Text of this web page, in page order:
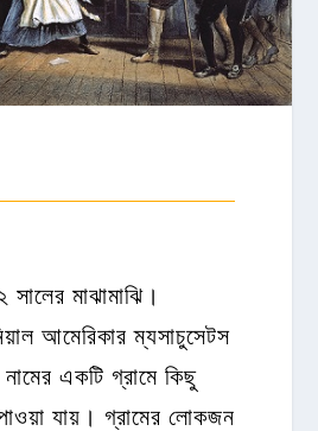
মাঝামাঝি।
আমেরিকার ম্যসাচুসেটস
একটি গ্রামে কিছু
যায়। গ্রামের লোকজন